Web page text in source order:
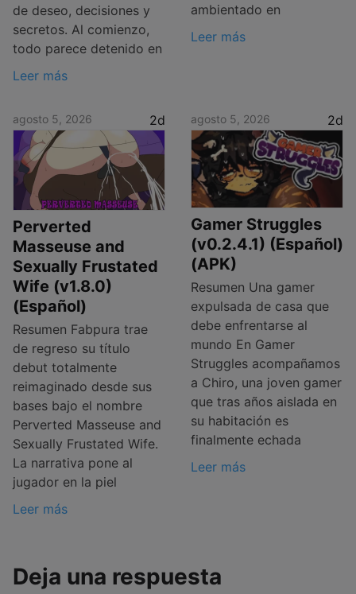
de deseo, decisiones y
secretos. Al comienzo,
todo parece detenido en
Leer más
ambientado en
Leer más
agosto 5, 2026 2d
Perverted
Masseuse and
Sexually Frustated
Wife (v1.8.0)
(Español)
Resumen Fabpura trae
de regreso su título
debut totalmente
reimaginado desde sus
bases bajo el nombre
Perverted Masseuse and
Sexually Frustated Wife.
La narrativa pone al
jugador en la piel
Leer más
agosto 5, 2026 2d
Gamer Struggles
(v0.2.4.1) (Español)
(APK)
Resumen Una gamer
expulsada de casa que
debe enfrentarse al
mundo En Gamer
Struggles acompañamos
a Chiro, una joven gamer
que tras años aislada en
su habitación es
finalmente echada
Leer más
Deja una respuesta